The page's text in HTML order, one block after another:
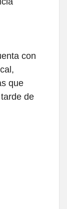
con
que
de